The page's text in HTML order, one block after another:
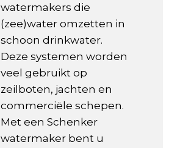
watermakers die
(zee)water omzetten in
schoon drinkwater.
Deze systemen worden
veel gebruikt op
zeilboten, jachten en
commerciële schepen.
Met een Schenker
watermaker bent u